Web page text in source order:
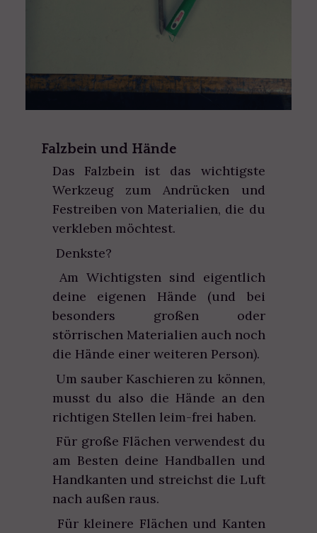
Falzbein und Hände
Das Falzbein ist das wichtigste
Werkzeug zum Andrücken und
Festreiben von Materialien, die du
verkleben möchtest.
Denkste?
Am Wichtigsten sind eigentlich
deine eigenen Hände (und bei
besonders großen oder
störrischen Materialien auch noch
die Hände einer weiteren Person).
Um sauber Kaschieren zu können,
musst du also die Hände an den
richtigen Stellen leim-frei haben.
Für große Flächen verwendest du
am Besten deine Handballen und
Handkanten und streichst die Luft
nach außen raus.
Für kleinere Flächen und Kanten